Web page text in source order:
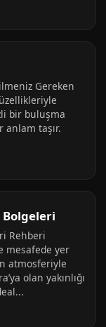
Gereken
bir buluşma
anlam taşır.
Bolgeleri
Rehberi
mesafede yer
atmosferiyle
olan yakınlığı